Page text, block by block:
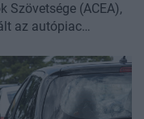
Szövetsége (ACEA),
az autópiac
a tavalyi év azonos
mind a júliusi,
az EU-s átlag
vásárlási